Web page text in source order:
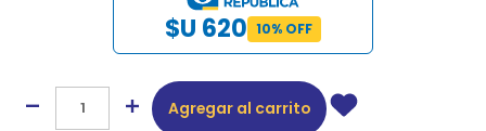
$U 620 10% OFF
Agregar al carrito